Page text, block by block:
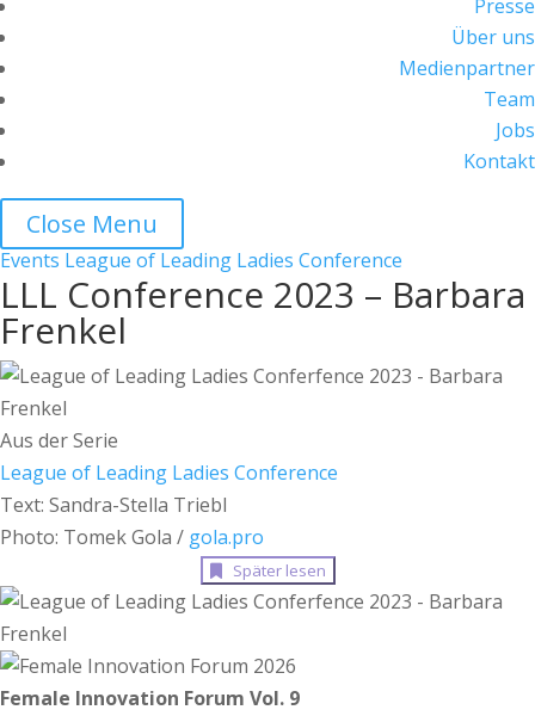
Presse
Über uns
Medienpartner
Team
Jobs
Kontakt
Close Menu
Events League of Leading Ladies Conference
LLL Conference 2023 – Barbara
Frenkel
Aus der Serie
League of Leading Ladies Conference
Text: Sandra-Stella Triebl
Photo: Tomek Gola / gola.pro
Später lesen
Female Innovation Forum Vol. 9